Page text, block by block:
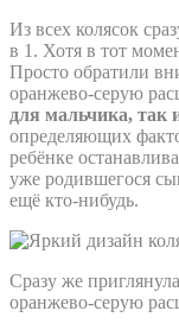
Из всех колясок
в 1. Хотя в тот
Просто обратили
оранжево-серую
для мальчика, так
определяющих
ребёнке
уже родившегося
ещё кто-нибудь.
Сразу же
оранжево-серую